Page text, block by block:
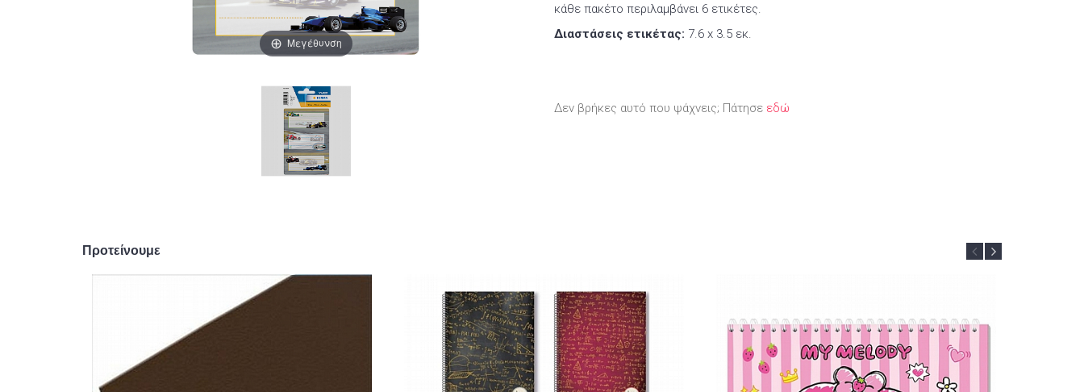
Μεγέθυνση
κάθε πακέτο περιλαμβάνει 6 ετικέτες.
Διαστάσεις ετικέτας: 7.6 x 3.5 εκ.
Δεν βρήκες αυτό που ψάχνεις; Πάτησε εδώ
Προτείνουμε